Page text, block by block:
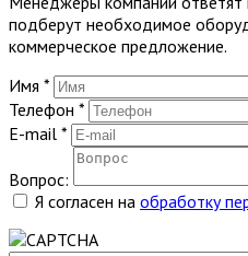
подберут необходимое
коммерческое предложение.
Имя *
Телефон *
E-mail *
Вопрос:
Я согласен на обработку